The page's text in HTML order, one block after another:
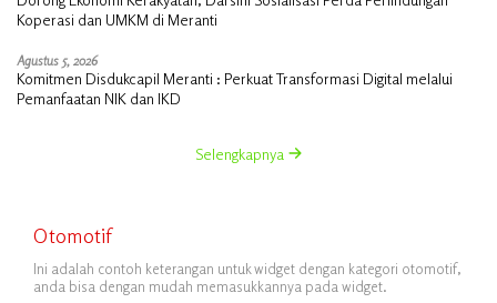
Koperasi dan UMKM di Meranti
Agustus 5, 2026
Komitmen Disdukcapil Meranti : Perkuat Transformasi Digital melalui
Pemanfaatan NIK dan IKD
Selengkapnya
Otomotif
Ini adalah contoh keterangan untuk widget dengan kategori otomotif,
anda bisa dengan mudah memasukkannya pada widget.